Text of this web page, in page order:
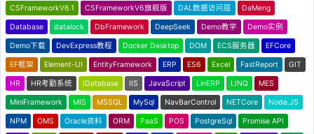
CSFrameworkV6.1 CSFrameworkV6旗舰版 DAL数据访问层 DaMeng
Database datalock DbFramework DeepSeek Demo教学 Demo实例
Demo下载 DevExpress教程 Docker Desktop DOM ECS服务器 EFCore
EF框架 Element-UI EntityFramework ERP ES6 Excel FastReport GIT
HR HR考勤系统 IDatabase IIS JavaScript LinERP LINQ MES
MiniFramework MIS MSSQL MySql NavBarControl NETCore Node.JS
NPM OMS Oracle资料 ORM PaaS POS PostgreSql Promise API